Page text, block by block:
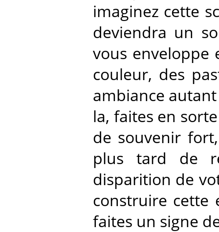
imaginez cette
deviendra un
vous enveloppe
couleur, des
ambiance
la, faites en
de souvenir
plus tard de
disparition de
construire cette
faites un signe